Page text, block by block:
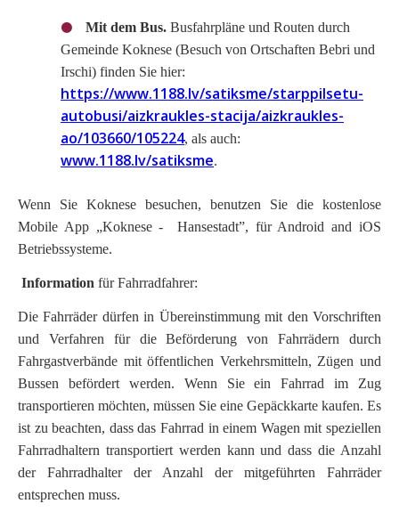
Mit dem Bus. Busfahrpläne und Routen durch
Gemeinde Koknese (Besuch von Ortschaften Bebri und
Irschi) finden Sie hier:
https://www.1188.lv/satiksme/starppilsetu-
autobusi/aizkraukles-stacija/aizkraukles-
ao/103660/105224, als auch:
www.1188.lv/satiksme.
Wenn Sie Koknese besuchen, benutzen Sie die kostenlose
Mobile App „Koknese - Hansestadt”, fürAndroid and iOS
Betriebssysteme.
Information für Fahrradfahrer:
DieFahrräder dürfen in Übereinstimmung mit den Vorschriften
und Verfahren für die Beförderung von Fahrrädern durch
Fahrgastverbände mit öffentlichen Verkehrsmitteln, Zügen und
Bussen befördert werden. Wenn Sie ein Fahrrad im Zug
transportieren möchten, müssen Sie eine Gepäckkarte kaufen. Es
ist zu beachten, dass das Fahrrad in einem Wagen mit speziellen
Fahrradhaltern transportiert werden kann und dass die Anzahl
der Fahrradhalter der Anzahl der mitgeführten Fahrräder
entsprechen muss.